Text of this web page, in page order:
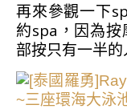
再來參觀一下
約spa，因為
部按只有一半